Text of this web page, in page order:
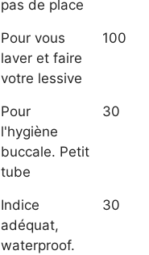
pas de place
Pour vous
laver et faire
votre lessive
100
Pour
l'hygiène
buccale. Petit
tube
30
Indice
adéquat,
waterproof.
30